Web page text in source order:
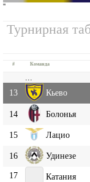
''
Турнирная
# Команда
13
Кьево
14 Болонья
15 Лацио
16 Удинезе
17
Катания